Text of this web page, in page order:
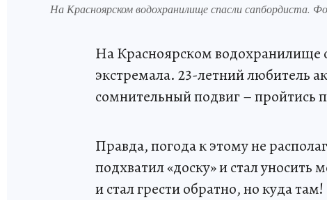
На Красноярском водохранилище спасли
На Красноярском водохранилище
экстремала. 23-летний любитель
сомнительный подвиг – пройтись
Правда, погода к этому не
подхватил «доску» и стал уносить
и стал грести обратно, но куда там!